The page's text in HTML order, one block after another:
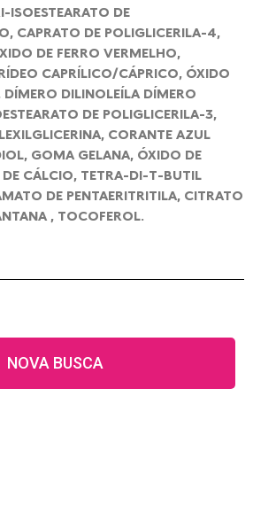
ISOESTEARATO DE
CAPRATO DE POLIGLICERILA-4,
DE FERRO VERMELHO,
CAPRÍLICO/CÁPRICO, ÓXIDO
DÍMERO DILINOLEÍLA DÍMERO
DE POLIGLICERILA-3,
CORANTE AZUL
GOMA GELANA, ÓXIDO DE
DE CÁLCIO, TETRA-DI-T-BUTIL
DE PENTAERITRITILA, CITRATO
, TOCOFEROL.
NOVA BUSCA